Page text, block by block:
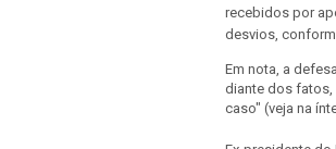
recebidos por
desvios,
Em nota, a
diante dos fatos,
caso" (veja na